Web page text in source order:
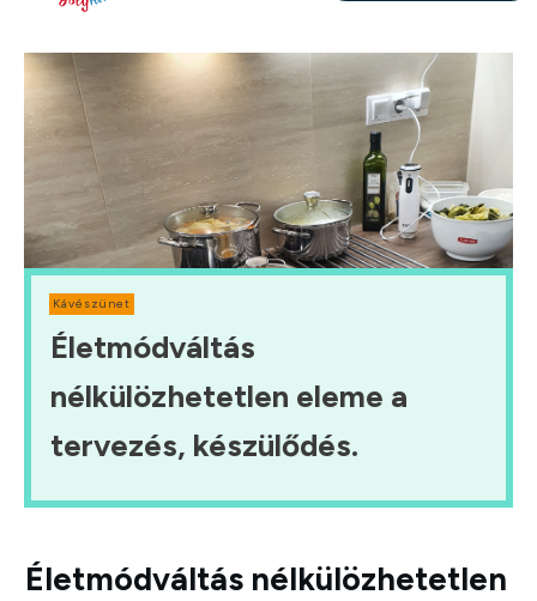
Kávészünet
Életmódváltás
nélkülözhetetlen eleme a
tervezés, készülődés.
Életmódváltás nélkülözhetetlen